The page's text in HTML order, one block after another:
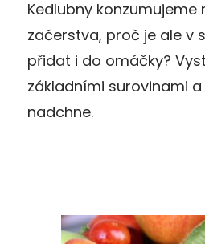
Kedlubny konzumujeme
začerstva, proč je ale v
přidat i do omáčky?
základními surovinami
nadchne.